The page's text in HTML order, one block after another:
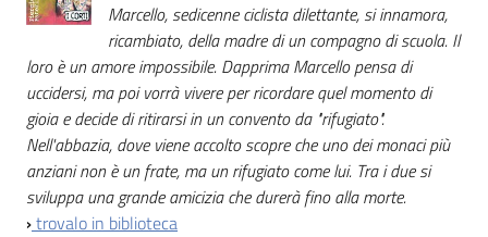
Marcello, sedicenne ciclista dilettante, si innamora,
ricambiato, della madre di un compagno di scuola. Il
loro è un amore impossibile. Dapprima Marcello pensa di
uccidersi, ma poi vorrà vivere per ricordare quel momento di
gioia e decide di ritirarsi in un convento da "rifugiato".
Nell'abbazia, dove viene accolto scopre che uno dei monaci più
anziani non è un frate, ma un rifugiato come lui. Tra i due si
sviluppa una grande amicizia che durerà fino alla morte.
›trovalo in biblioteca